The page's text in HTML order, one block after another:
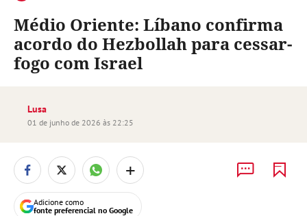
Médio Oriente: Líbano confirma
acordo do Hezbollah para cessar-
fogo com Israel
Lusa
01 de junho de 2026 às 22:25
+
Adicione como
fonte preferencial no Google